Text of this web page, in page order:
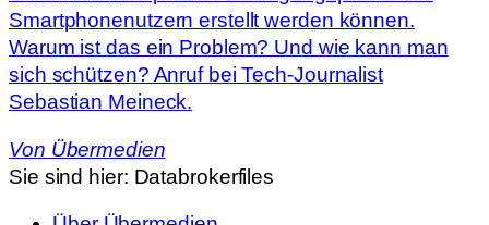
Smartphonenutzern erstellt werden können.
Warum ist das ein Problem? Und wie kann man
sich schützen? Anruf bei Tech-Journalist
Sebastian Meineck.
Von Übermedien
Sie sind hier: Databrokerfiles